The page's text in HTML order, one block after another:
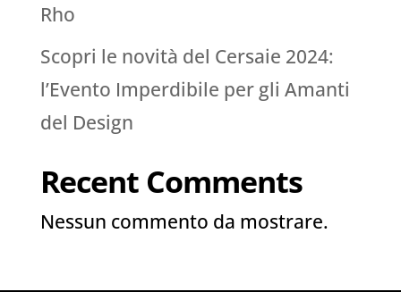
Rho
Scopri le novità del Cersaie 2024:
l’Evento Imperdibile per gli Amanti
del Design
Recent Comments
Nessun commento da mostrare.